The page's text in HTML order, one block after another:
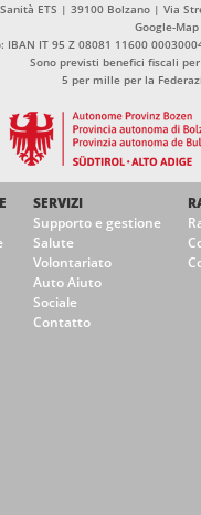
ETS | 39100 Bolzano | Via
Google-Map
IBAN IT 95 Z 08081 11600
Sono previsti benefici fiscali
5 per mille per la
SERVIZI
Supporto e gestione
Salute
Volontariato
Auto Aiuto
Sociale
Contatto